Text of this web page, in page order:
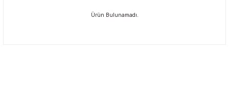
Ürün Bulunamadı.